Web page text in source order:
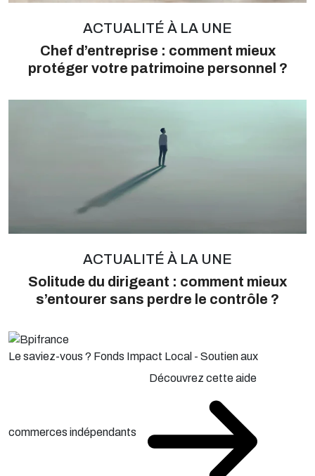
ACTUALITÉ À LA UNE
Chef d’entreprise : comment mieux
protéger votre patrimoine personnel ?
ACTUALITÉ À LA UNE
Solitude du dirigeant : comment mieux
s’entourer sans perdre le contrôle ?
Le saviez-vous ? Fonds Impact Local - Soutien aux
commerces indépendants
Découvrez cette aide